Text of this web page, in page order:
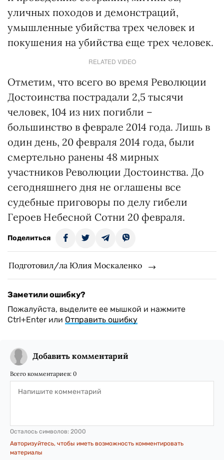
уличных походов и демонстраций,
умышленные убийства трех человек и
покушения на убийства еще трех человек.
RELATED VIDEO
Отметим, что всего во время Революции
Достоинства пострадали 2,5 тысячи
человек, 104 из них погибли –
большинство в феврале 2014 года. Лишь в
один день, 20 февраля 2014 года, были
смертельно ранены 48 мирных
участников Революции Достоинства. До
сегодняшнего дня не оглашены все
судебные приговоры по делу гибели
Героев Небесной Сотни 20 февраля.
Поделиться
Подготовил/ла Юлия Москаленко
Заметили ошибку?
Пожалуйста, выделите ее мышкой и нажмите
Ctrl+Enter или Отправить ошибку
Добавить комментарий
Всего комментариев: 0
Осталось символов: 2000
Авторизуйтесь, чтобы иметь возможность комментировать
материалы